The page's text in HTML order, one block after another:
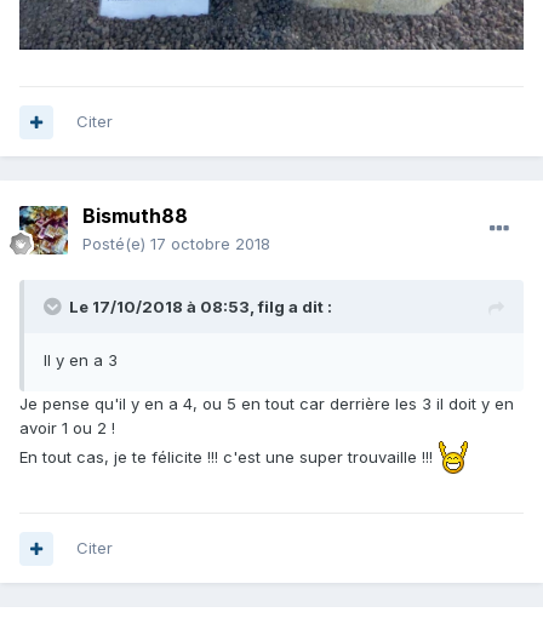
Citer
Bismuth88
Posté(e) 17 octobre 2018
Le 17/10/2018 à 08:53,filg a dit :
Il y en a 3
Je pense qu'il y en a 4, ou 5 en tout car derrière les 3 il doit y en
avoir 1 ou 2 !
En tout cas, je te félicite !!! c'est une super trouvaille !!!
Citer